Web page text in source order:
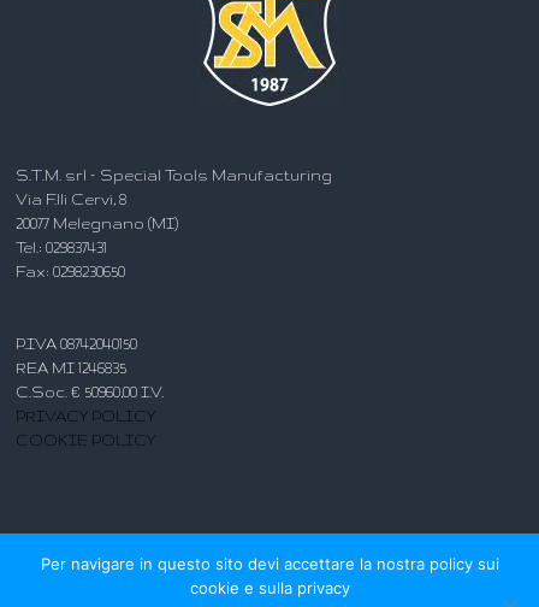
S.T.M. srl – Special Tools Manufacturing
Via F.lli Cervi, 8
20077 Melegnano (MI)
Tel.: 029837431
Fax: 0298230650
P.IVA 08742040150
REA MI 1246835
C.Soc. € 50960,00 I.V.
PRIVACY POLICY
COOKIE POLICY
Per navigare in questo sito devi accettare la nostra policy sui
cookie e sulla privacy